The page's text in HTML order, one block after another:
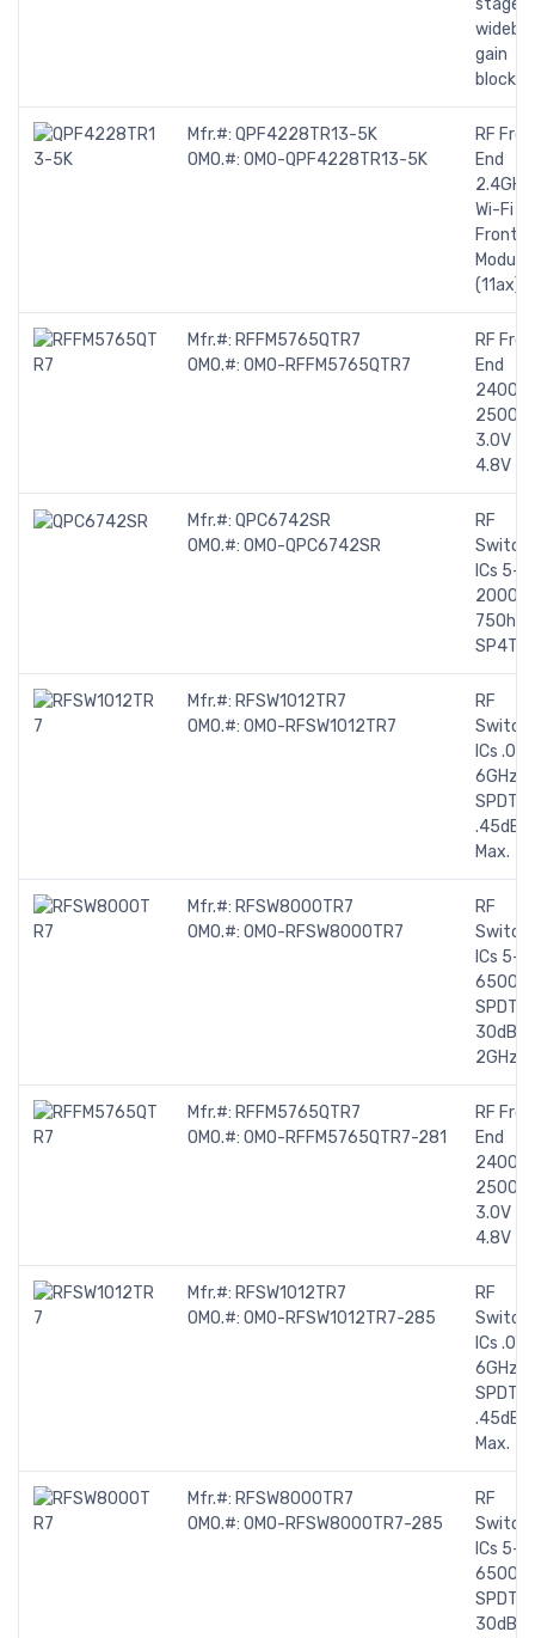
stage
gain
block
Mfr.#: QPF4228TR13-5K
OMO.#: OMO-QPF4228TR13-5K
RF
End
2.4GHz
Wi-Fi
Front
Module
(11ax)
Mfr.#: RFFM5765QTR7
OMO.#: OMO-RFFM5765QTR7
RF
End
2400-
3.0V to
4.8V
Mfr.#: QPC6742SR
OMO.#: OMO-QPC6742SR
RF
Switch
ICs 5-
75Ohm
SP4T
Mfr.#: RFSW1012TR7
OMO.#: OMO-RFSW1012TR7
RF
Switch
ICs .05-
6GHz
SPDT IL
.45dB
Max.
Mfr.#: RFSW8000TR7
OMO.#: OMO-RFSW8000TR7
RF
Switch
ICs 5-
SPDT
30dB @
2GHz
Mfr.#: RFFM5765QTR7
OMO.#: OMO-RFFM5765QTR7-281
RF
End
2400-
3.0V to
4.8V
Mfr.#: RFSW1012TR7
OMO.#: OMO-RFSW1012TR7-285
RF
Switch
ICs .05-
6GHz
SPDT IL
.45dB
Max.
Mfr.#: RFSW8000TR7
OMO.#: OMO-RFSW8000TR7-285
RF
Switch
ICs 5-
SPDT
30dB @